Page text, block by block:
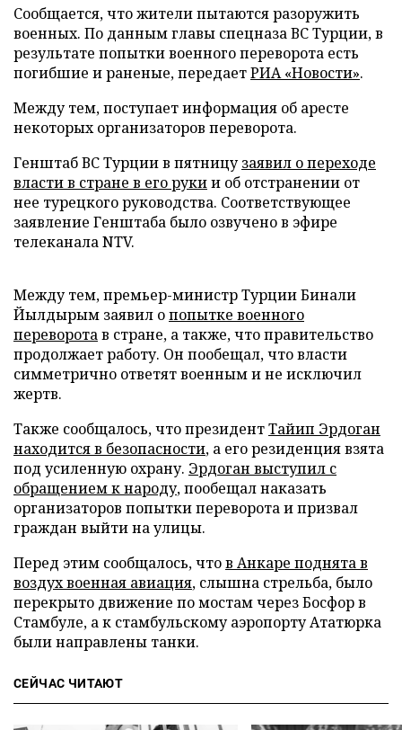
Сообщается, что жители пытаются разоружить
военных. По данным главы спецназа ВС Турции, в
результате попытки военного переворота есть
погибшие и раненые, передаетРИА «Новости».
Между тем, поступает информация об аресте
некоторых организаторов переворота.
Генштаб ВС Турции в пятницузаявил о переходе
власти в стране в его рукии об отстранении от
нее турецкого руководства. Соответствующее
заявление Генштаба было озвучено в эфире
телеканала NTV.
Между тем, премьер-министр Турции Бинали
Йылдырым заявил опопытке военного
переворотав стране, а также, что правительство
продолжает работу. Он пообещал, что власти
симметрично ответят военным и не исключил
жертв.
Также сообщалось, что президентТайип Эрдоган
находится в безопасности, а его резиденция взята
под усиленную охрану. Эрдоган выступил с
обращением к народу, пообещал наказать
организаторов попытки переворота и призвал
граждан выйти на улицы.
Перед этим сообщалось, чтов Анкаре поднята в
воздух военная авиация, слышна стрельба, было
перекрыто движение по мостам через Босфор в
Стамбуле, а к стамбульскому аэропорту Ататюрка
были направлены танки.
СЕЙЧАС ЧИТАЮТ